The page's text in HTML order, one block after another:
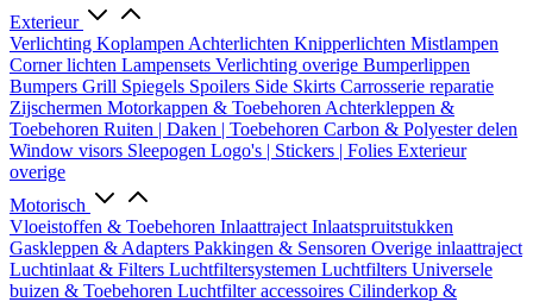
Exterieur
Verlichting Koplampen Achterlichten Knipperlichten Mistlampen
Corner lichten Lampensets Verlichting overige Bumperlippen
Bumpers Grill Spiegels Spoilers Side Skirts Carrosserie reparatie
Zijschermen Motorkappen & Toebehoren Achterkleppen &
Toebehoren Ruiten | Daken | Toebehoren Carbon & Polyester delen
Window visors Sleepogen Logo's | Stickers | Folies Exterieur
overige
Motorisch
Vloeistoffen & Toebehoren Inlaattraject Inlaatspruitstukken
Gaskleppen & Adapters Pakkingen & Sensoren Overige inlaattraject
Luchtinlaat & Filters Luchtfiltersystemen Luchtfilters Universele
buizen & Toebehoren Luchtfilter accessoires Cilinderkop &